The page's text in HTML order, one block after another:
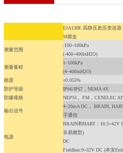
EJA130E 高静压差压变送器
M膜盒
测量范围
-100~100kPa
(-400~400inH2O)
测量量程
1~100kPa
(4~400inH2O)
精度
±0.055%
防护等级
IP66/IP67，NEMA 4X
防爆规格
NEPSI , FM，CENELEC
输出信号
4~20mA DC， BRAIN,
字通信
电源
BRAIN和HART：10.5~42V
非易燃型) 数字通讯
DC
Fieldbus:9~32V DC (本安